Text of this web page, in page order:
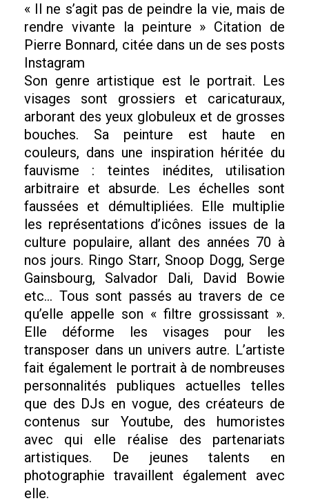
« Il ne s’agit pas de peindre la vie, mais de
rendre vivante la peinture » Citation de
Pierre Bonnard, citée dans un de ses posts
Instagram
Son genre artistique est le portrait. Les
visages sont grossiers et caricaturaux,
arborant des yeux globuleux et de grosses
bouches. Sa peinture est haute en
couleurs, dans une inspiration héritée du
fauvisme : teintes inédites, utilisation
arbitraire et absurde. Les échelles sont
faussées et démultipliées. Elle multiplie
les représentations d’icônes issues de la
culture populaire, allant des années 70 à
nos jours. Ringo Starr, Snoop Dogg, Serge
Gainsbourg, Salvador Dali, David Bowie
etc... Tous sont passés au travers de ce
qu’elle appelle son « filtre grossissant ».
Elle déforme les visages pour les
transposer dans un univers autre. L’artiste
fait également le portrait à de nombreuses
personnalités publiques actuelles telles
que des DJs en vogue, des créateurs de
contenus sur Youtube, des humoristes
avec qui elle réalise des partenariats
artistiques. De jeunes talents en
photographie travaillent également avec
elle.